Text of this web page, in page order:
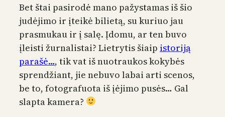
Bet štai pasirodė mano pažystamas iš šio
judėjimo ir įteikė bilietą, su kuriuo jau
prasmukau ir į salę. Įdomu, ar ten buvo
įleisti žurnalistai? Lietrytis šiaip istoriją
parašė…, tik vat iš nuotraukos kokybės
sprendžiant, jie nebuvo labai arti scenos,
be to, fotografuota iš įėjimo pusės… Gal
slapta kamera?